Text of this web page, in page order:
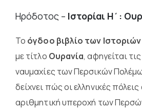
Ηρόδοτος – Ιστορίαι Η΄:
Το όγδοο βιβλίο των
με τίτλο Ουρανία, αφηγείται
ναυμαχίες των Περσικών
δείχνει πώς οι ελληνικές
αριθμητική υπεροχή των